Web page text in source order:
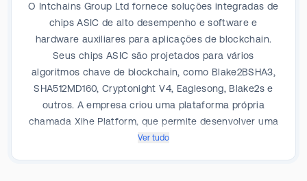
O Intchains Group Ltd fornece soluções integradas de
chips ASIC de alto desempenho e software e
hardware auxiliares para aplicações de blockchain.
Seus chips ASIC são projetados para vários
algoritmos chave de blockchain, como Blake2BSHA3,
SHA512MD160, Cryptonight V4, Eaglesong, Blake2s e
outros. A empresa criou uma plataforma própria
chamada Xihe Platform, que permite desenvolver uma
ampla gama de chips ASIC com alta eficiência e
Ver tudo